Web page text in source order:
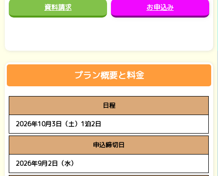
資料請求 お申込み
プラン概要と料金
日程
2026年10月3日（土）1泊2日
申込締切日
2026年9月2日（水）